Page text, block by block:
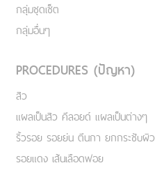
กลุ่มชุดเซ็ต
กลุ่มอื่นๆ
PROCEDURES (ปัญหา)
สิว
แผลเป็นสิว คีลอยด์ แผลเป็นต่างๆ
ริ้วรอย รอยย่น ตีนกา ยกกระชับผิว
รอยแดง เส้นเลือดฟอย